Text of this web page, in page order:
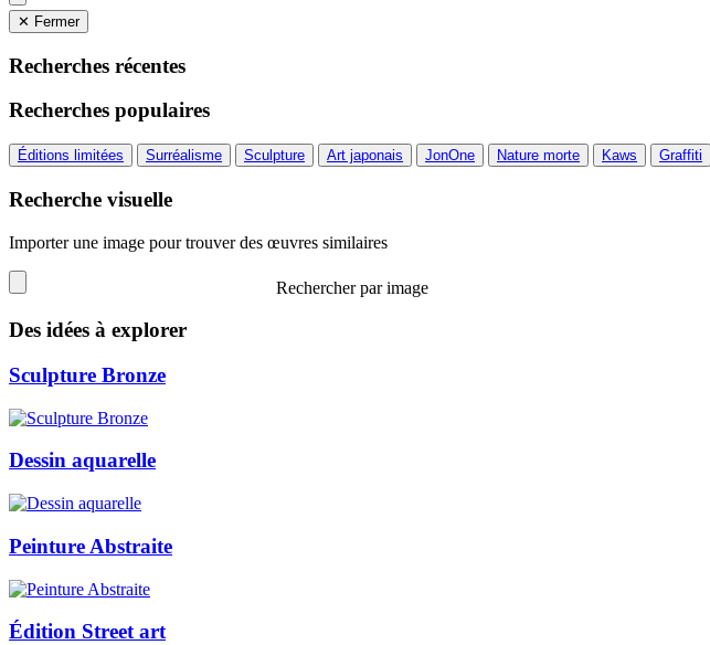
✕ Fermer
Recherches récentes
Recherches populaires
Éditions limitées Surréalisme Sculpture Art japonais JonOne Nature morte Kaws Graffiti
Recherche visuelle
Importer une image pour trouver des œuvres similaires
Rechercher par image
Des idées à explorer
Sculpture Bronze
Dessin aquarelle
Peinture Abstraite
Édition Street art